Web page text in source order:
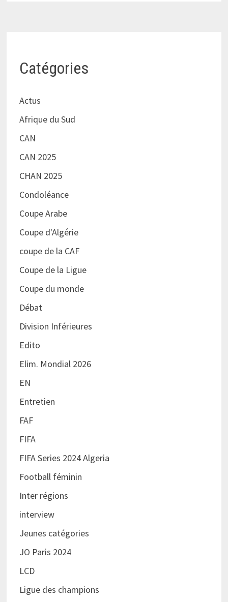
Catégories
Actus
Afrique du Sud
CAN
CAN 2025
CHAN 2025
Condoléance
Coupe Arabe
Coupe d'Algérie
coupe de la CAF
Coupe de la Ligue
Coupe du monde
Débat
Division Inférieures
Edito
Elim. Mondial 2026
EN
Entretien
FAF
FIFA
FIFA Series 2024 Algeria
Football féminin
Inter régions
interview
Jeunes catégories
JO Paris 2024
LCD
Ligue des champions